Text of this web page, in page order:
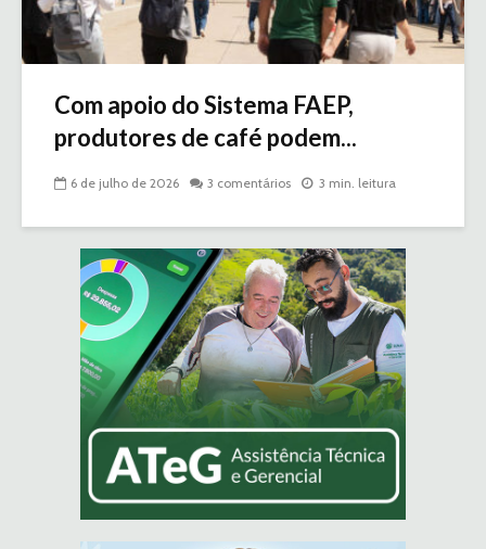
Com apoio do Sistema FAEP,
produtores de café podem...
6 de julho de 2026 3 comentários 3 min. leitura